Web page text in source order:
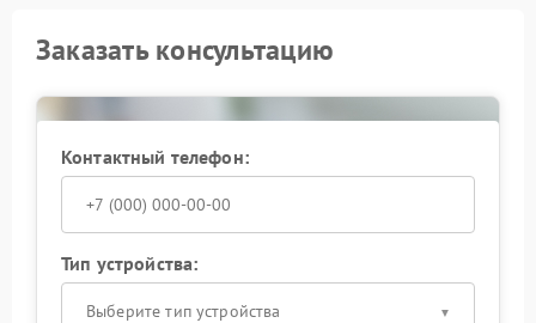
Заказать консультацию
Контактный телефон:
Тип устройства:
Выберите тип устройства